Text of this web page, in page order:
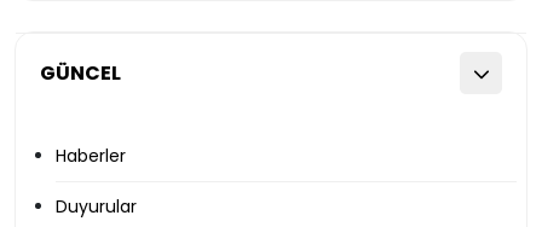
GÜNCEL
Haberler
Duyurular